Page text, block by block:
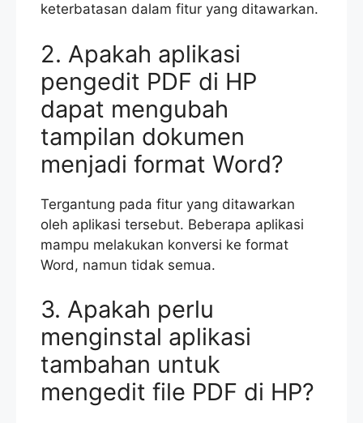
keterbatasan dalam fitur yang ditawarkan.
2. Apakah aplikasi
pengedit PDF di HP
dapat mengubah
tampilan dokumen
menjadi format Word?
Tergantung pada fitur yang ditawarkan
oleh aplikasi tersebut. Beberapa aplikasi
mampu melakukan konversi ke format
Word, namun tidak semua.
3. Apakah perlu
menginstal aplikasi
tambahan untuk
mengedit file PDF di HP?